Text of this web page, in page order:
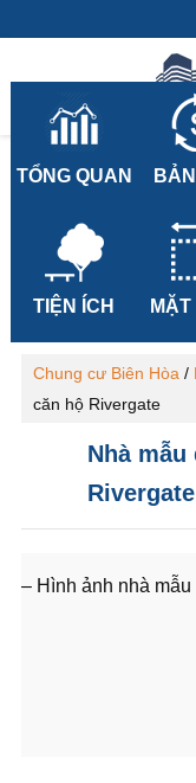
TỔNG QUAN
TIỆN ÍCH
Chung cư Biên Hòa /
căn hộ Rivergate
Nhà
Rivergate
– Hình ảnh nhà